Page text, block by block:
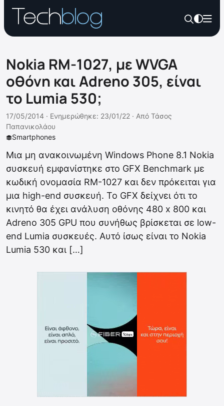
Nokia RM-1027, με WVGA
οθόνη και Adreno 305, είναι
το Lumia 530;
Smartphones
17/05/2014 · Ενημερώθηκε: 23/01/22 · Από Τάσος
Παπανικολάου
Mια μη ανακοινωμένη Windows Phone 8.1 Nokia
συσκευή εμφανίστηκε στο GFX Benchmark με
κωδική ονομασία RM-1027 και δεν πρόκειται για
μια high-end συσκευή. Το GFX δείχνει ότι το
κινητό θα έχει ανάλυση οθόνης 480 x 800 και
Adreno 305 GPU που συνήθως βρίσκεται σε low-
end Lumia συσκευές. Αυτό ίσως είναι το Nokia
Lumia 530 και […]